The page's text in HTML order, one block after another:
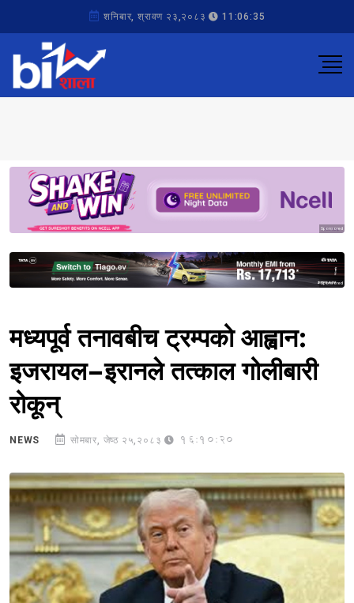
शनिबार, श्रावण २३,२०८३ 11:06:35
Sponsored
Sponsored
मध्यपूर्व तनावबीच ट्रम्पको आह्वान:
इजरायल–इरानले तत्काल गोलीबारी
रोकून्
NEWS सोमबार, जेष्ठ २५,२०८३ 16:10:20